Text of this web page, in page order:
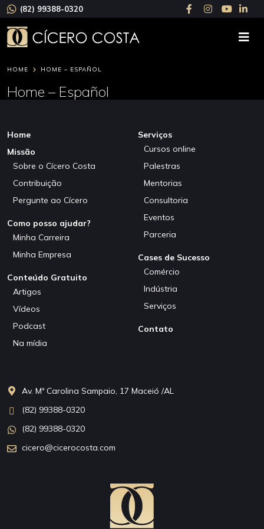
(82) 99388-0320
HOME HOME – ESPAÑOL
Home – Español
Home
Missão
Sobre o Cícero Costa
Contribuição
Pergunte ao Cícero
Como posso ajudar?
Minha Carreira
Minha Empresa
Conteúdo Gratuito
Artigos
Vídeos
Podcast
Na mídia
Serviços
Cursos online
Palestras
Mentorias
Consultoria
Eventos
Parceria
Cases de Sucesso
Comércio
Indústria
Serviços
Contato
Av. Mª Carolina Sampaio, 17 Maceió /AL
(82) 99388-0320
(82) 99388-0320
cicero@cicerocosta.com